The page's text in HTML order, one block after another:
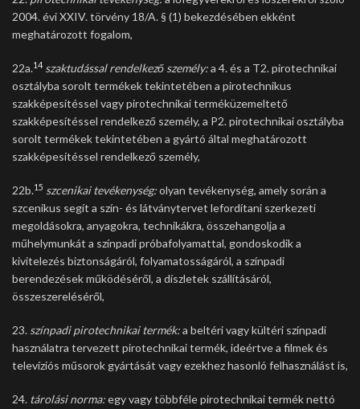
2004. évi XXIV. törvény 18/A. § (1) bekezdésében ekként
meghatározott fogalom,
22a.14 szaktudással rendelkező személy:a 4. és a T2. pirotechnikai
osztályba sorolt termékek tekintetében a pirotechnikus
szakképesítéssel vagy pirotechnikai terméküzemeltető
szakképesítéssel rendelkező személy, a P2. pirotechnikai osztályba
sorolt termékek tekintetében a gyártó által meghatározott
szakképesítéssel rendelkező személy,
22b.15 szcenikai tevékenység:olyan tevékenység, amely során a
szcenikus segít a szín- és látványtervet lefordítani szerkezeti
megoldásokra, anyagokra, technikákra, összehangolja a
műhelymunkát a színpadi próbafolyamattal, gondoskodik a
kivitelezés biztonságáról, folyamatosságáról, a színpadi
berendezések működéséről, a díszletek szállításáról,
összeszereléséről,
23. színpadi pirotechnikai termék:a beltéri vagy kültéri színpadi
használatra tervezett pirotechnikai termék, ideértve a filmek és
televíziós műsorok gyártását vagy ezekhez hasonló felhasználást is,
24. tárolási norma:egy vagy többféle pirotechnikai termék nettó